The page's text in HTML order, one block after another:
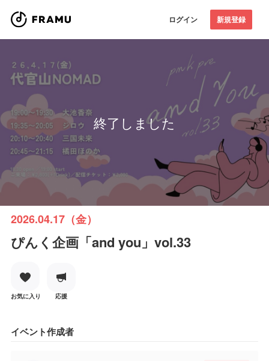
ログイン 新規登録
終了しました
2026.04.17（金）
ぴんく企画「and you」vol.33
お気に入り 応援
イベント作成者